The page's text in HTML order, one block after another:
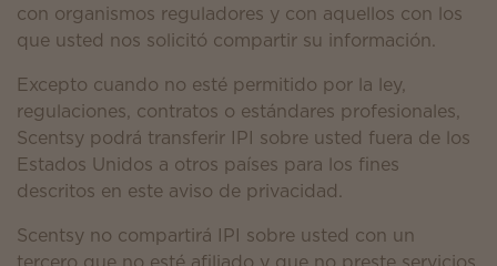
con organismos reguladores y con aquellos con los
que usted nos solicitó compartir su información.
Excepto cuando no esté permitido por la ley,
regulaciones, contratos o estándares profesionales,
Scentsy podrá transferir IPI sobre usted fuera de los
Estados Unidos a otros países para los fines
descritos en este aviso de privacidad.
Scentsy no compartirá IPI sobre usted con un